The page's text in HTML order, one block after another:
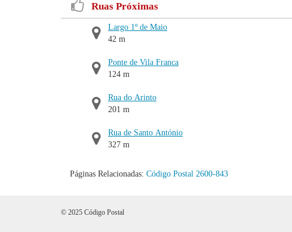
Ruas Próximas
Largo 1º de Maio
42 m
Ponte de Vila Franca
124 m
Rua do Arinto
201 m
Rua de Santo António
327 m
Páginas Relacionadas: Código Postal 2600-843
© 2025 Código Postal